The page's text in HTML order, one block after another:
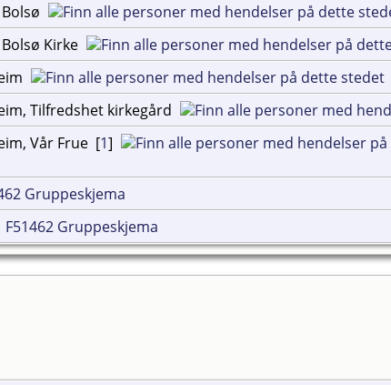
Kirke
Tilfredshet kirkegård
Vår Frue [1]
Gruppeskjema
F51462 Gruppeskjema